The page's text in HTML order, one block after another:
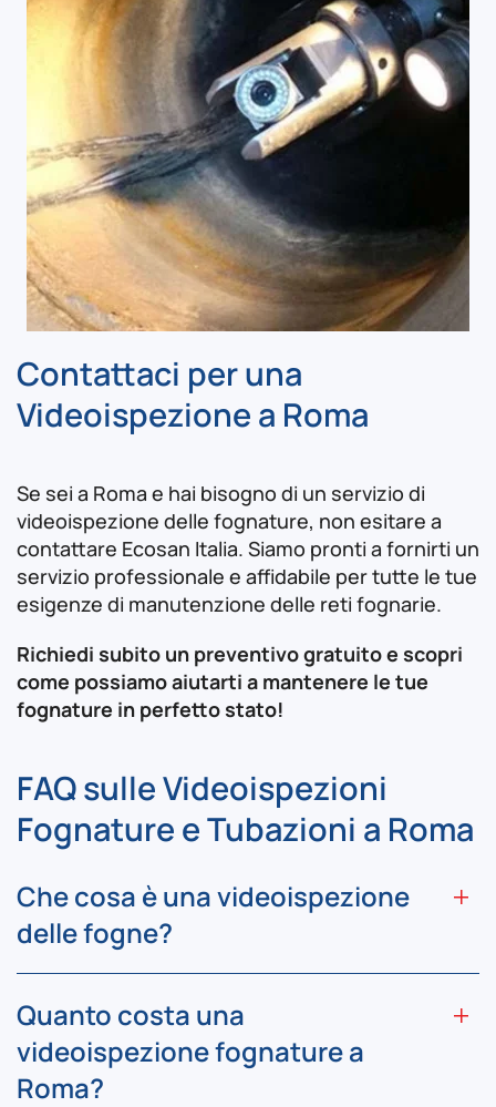
Contattaci per una
Videoispezione a Roma
Se sei a Roma e hai bisogno di un servizio di
videoispezione delle fognature, non esitare a
contattare Ecosan Italia. Siamo pronti a fornirti un
servizio professionale e affidabile per tutte le tue
esigenze di manutenzione delle reti fognarie.
Richiedi subito un preventivo gratuito e scopri
come possiamo aiutarti a mantenere le tue
fognature in perfetto stato!
FAQ sulle Videoispezioni
Fognature e Tubazioni a Roma
Che cosa è una videoispezione
delle fogne?
Quanto costa una
videoispezione fognature a
Roma?